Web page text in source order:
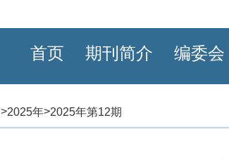
首页 期刊简介 编委会
>2025年>2025年第12期